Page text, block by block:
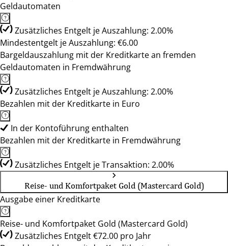
Geldautomaten
Zusätzliches Entgelt je Auszahlung: 2.00%
Mindestentgelt je Auszahlung: €6.00
Bargeldauszahlung mit der Kreditkarte an fremden
Geldautomaten in Fremdwährung
Zusätzliches Entgelt je Auszahlung: 2.00%
Bezahlen mit der Kreditkarte in Euro
In der Kontoführung enthalten
Bezahlen mit der Kreditkarte in Fremdwährung
Zusätzliches Entgelt je Transaktion: 2.00%
Reise- und Komfortpaket Gold (Mastercard Gold)
Ausgabe einer Kreditkarte
Reise- und Komfortpaket Gold (Mastercard Gold)
Zusätzliches Entgelt €72.00 pro Jahr